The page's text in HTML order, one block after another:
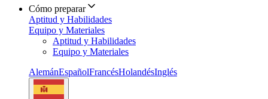
Cómo preparar
Aptitud y Habilidades
Equipo y Materiales
Aptitud y Habilidades
Equipo y Materiales
AlemánEspañolFrancésHolandésInglés